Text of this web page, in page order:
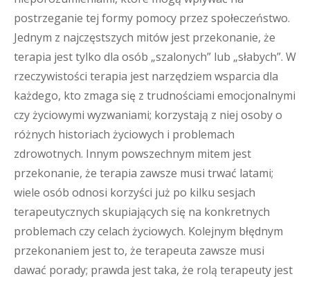
postrzeganie tej formy pomocy przez społeczeństwo.
Jednym z najczęstszych mitów jest przekonanie, że
terapia jest tylko dla osób „szalonych” lub „słabych”. W
rzeczywistości terapia jest narzędziem wsparcia dla
każdego, kto zmaga się z trudnościami emocjonalnymi
czy życiowymi wyzwaniami; korzystają z niej osoby o
różnych historiach życiowych i problemach
zdrowotnych. Innym powszechnym mitem jest
przekonanie, że terapia zawsze musi trwać latami;
wiele osób odnosi korzyści już po kilku sesjach
terapeutycznych skupiających się na konkretnych
problemach czy celach życiowych. Kolejnym błędnym
przekonaniem jest to, że terapeuta zawsze musi
dawać porady; prawda jest taka, że rolą terapeuty jest